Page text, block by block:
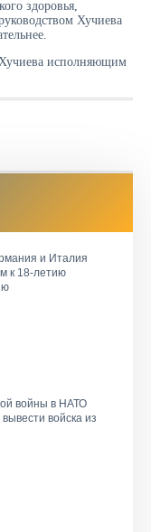
здоровья,
Хучиева
исполняющим
и Италия
к 18-летию
войны в НАТО
войска из